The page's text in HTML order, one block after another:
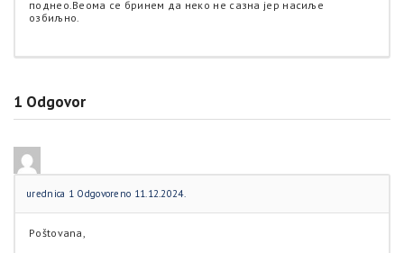
поднео.Веома се бринем да неко не сазна јер насиље
озбиљно.
1 Odgovor
urednica 1 Odgovoreno 11.12.2024.
Poštovana,